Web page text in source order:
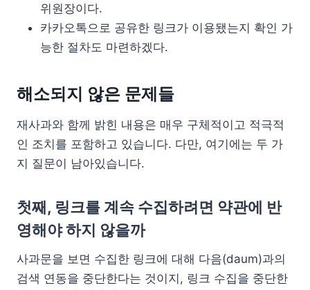
위원장이다.
카카오톡으로 공유한 링크가 이용됐는지 확인 가
능한 절차도 마련하겠다.
해소되지 않은 문제들
재사과와 함께 밝힌 내용은 매우 구체적이고 적극적
인 조치를 포함하고 있습니다. 다만, 여기에는 두 가
지 질문이 남아있습니다.
첫째, 링크를 계속 수집하려면 약관에 반
영해야 하지 않을까
사과문을 보면 수집한 링크에 대해 다음(daum)과의
검색 연동을 중단한다는 것이지, 링크 수집을 중단한